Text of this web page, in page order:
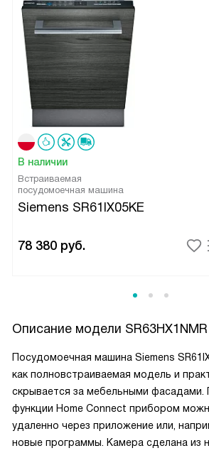
В наличии
Встраиваемая
посудомоечная машина
Siemens SR61IX05KE
78 380 руб.
Описание модели SR63HX1NMR
Посудомоечная машина Siemens
как полновстраиваемая модель и
скрывается за мебельными
функции Home Connect прибором
удаленно через приложение или,
новые программы. Камера сделана из